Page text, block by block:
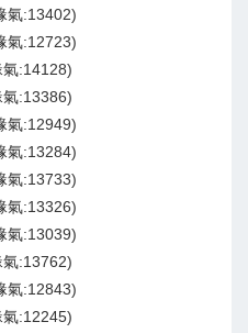
氣:13402)
氣:12723)
:14128)
:13386)
氣:12949)
氣:13284)
氣:13733)
氣:13326)
氣:13039)
:13762)
氣:12843)
:12245)